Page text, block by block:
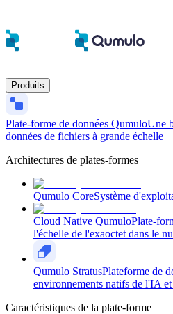
Produits
Plate-forme de données QumuloUne
données de fichiers à grande échelle
Architectures de plates-formes
Qumulo CoreSystème
Cloud Native QumuloPlate-
l'échelle de l'exaoctet dans le
Qumulo StratusPlateforme de
environnements natifs de l'IA
Caractéristiques de la plate-forme